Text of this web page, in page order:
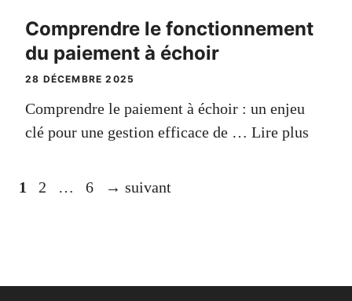
Comprendre le fonctionnement
du paiement à échoir
28 DÉCEMBRE 2025
Comprendre le paiement à échoir : un enjeu
clé pour une gestion efficace de … Lire plus
Page
1 Page
2 … Page
6 → suivant